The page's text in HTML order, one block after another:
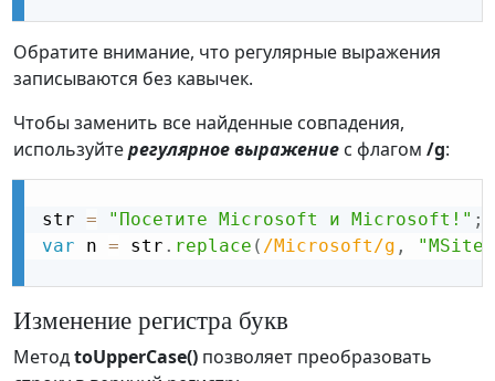
Обратите внимание, что регулярные выражения
записываются без кавычек.
Чтобы заменить все найденные совпадения,
используйтерегулярное выражение с флагом /g:
str = "Посетите Microsoft и Microsoft!" ;
var n = str . replace ( /Microsoft/g ,
Изменение регистра букв
МетодtoUpperCase() позволяет преобразовать